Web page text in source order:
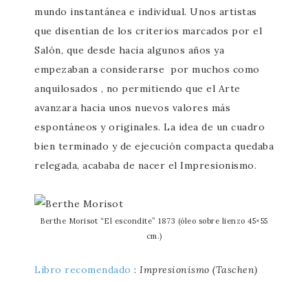
mundo instantánea e individual. Unos artistas
que disentían de los criterios marcados por el
Salón, que desde hacia algunos años ya
empezaban a considerarse por muchos como
anquilosados , no permitiendo que el Arte
avanzara hacia unos nuevos valores más
espontáneos y originales. La idea de un cuadro
bien terminado y de ejecución compacta quedaba
relegada, acababa de nacer el Impresionismo.
Berthe Morisot “El escondite” 1873 (óleo sobre lienzo 45×55
cm.)
Libro recomendado : Impresionismo (Taschen)